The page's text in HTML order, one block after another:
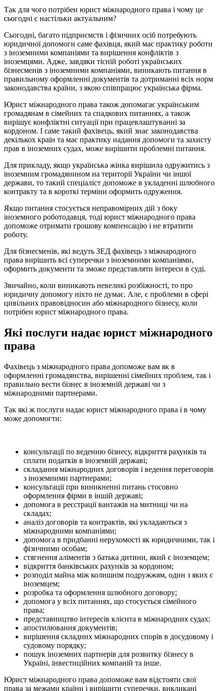
Так для чого потрібен юрист міжнародного права і чому це
сьогодні є настільки актуальним?
Сьогодні, багато підприємств і фізичних осіб потребують
юридичної допомоги саме фахівця, який має практику роботи
з іноземними компаніями та вирішення конфліктів з
іноземцями. Адже, завдяки тісній роботі українських
бізнесменів з іноземними компаніями, виникають питання в
правильному оформленні документів та дотриманні всіх норм
законодавства країни, з якою співпрацює українська фірма.
Юрист міжнародного права також допомагає українським
громадянам в сімейних та спадкових питаннях, а також
вирішує конфліктні ситуації при працевлаштуванні за
кордоном. І саме такий фахівець, який знає законодавства
декількох країн та має практику надання допомоги та захисту
прав в іноземних судах, може вирішити проблемні питання.
Для прикладу, якщо українська жінка вирішила одружитись з
іноземним громадянином на території України чи іншої
держави, то такий спеціаліст допоможе в укладенні шлюбного
контракту та в короткі терміни оформить одруження.
Якщо питання стосується неправомірних дій з боку
іноземного роботодавця, тоді юрист міжнародного права
допоможе отримати грошову компенсацію і не втратити
роботу.
Для бізнесменів, які ведуть ЗЕД фахівець з міжнародного
права вирішить всі суперечки з іноземними компаніями,
оформить документи та зможе представляти інтереси в суді.
Звичайно, коли виникають невеликі розбіжності, то про
юридичну допомогу ніхто не думає. Але, є проблеми в сфері
цивільних правовідносин або міжнародного бізнесу, коли
потрібен юрист міжнародного права.
Які послуги надає юрист міжнародного
права
Фахівець з міжнародного права допоможе вам як в
оформленні громадянства, вирішенні сімейних проблем, так і
правильно вести бізнес в іноземній державі чи з
міжнародними партнерами.
Так які ж послуги надає юрист міжнародного права і в чому
може допомогти:
консультації по веденню бізнесу, відкриття рахунків та
сплати податків в іноземній державі;
складання міжнародних договорів і ведення переговорів
з іноземними партнерами;
консультації при виникненні питань стосовно
оформлення фірми в іншій державі;
допомога в реєстрації вантажів на митниці чи на
складах;
аналіз договорів та контрактів, які укладаються з
міжнародними компаніями;
допомога в придбанні нерухомості як юридичними, так і
фізичними особам;
стягнення аліментів з батька дитини, який є іноземцем;
відкриття банківських рахунків за кордоном;
розподіл майна між колишнім подружжям, один з яких є
іноземцем;
розробка та оформлення шлюбного договору;
допомога у всіх питаннях, що стосується сімейного
права;
представництво інтересів клієнта в міжнародних судах;
апостилювання документів;
вирішення складних міжнародних спорів в досудовому і
судовому порядку;
пошук іноземних партнерів для розвитку бізнесу в
Україні, інвестиційних компаній та інше.
Юрист міжнародного права допоможе вам відстояти свої
права за межами країни і вирішити суперечки, викликані